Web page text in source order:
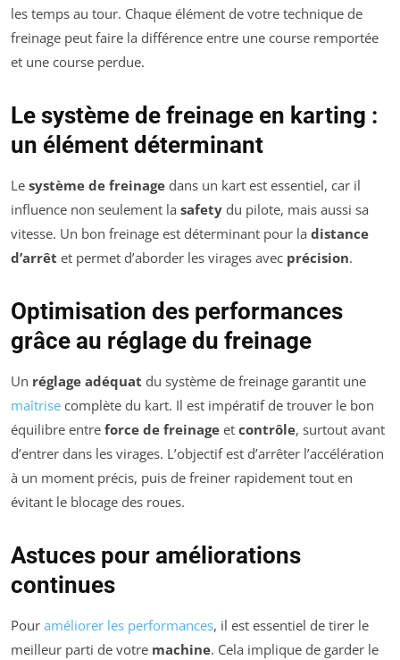
les temps au tour. Chaque élément de votre technique de
freinage peut faire la différence entre une course remportée
et une course perdue.
Le système de freinage en karting :
un élément déterminant
Le système de freinage dans un kart est essentiel, car il
influence non seulement la safety du pilote, mais aussi sa
vitesse. Un bon freinage est déterminant pour la distance
d’arrêt et permet d’aborder les virages avec précision.
Optimisation des performances
grâce au réglage du freinage
Un réglage adéquat du système de freinage garantit une
maîtrise complète du kart. Il est impératif de trouver le bon
équilibre entre force de freinage et contrôle, surtout avant
d’entrer dans les virages. L’objectif est d’arrêter l’accélération
à un moment précis, puis de freiner rapidement tout en
évitant le blocage des roues.
Astuces pour améliorations
continues
Pour améliorer les performances, il est essentiel de tirer le
meilleur parti de votre machine. Cela implique de garder le